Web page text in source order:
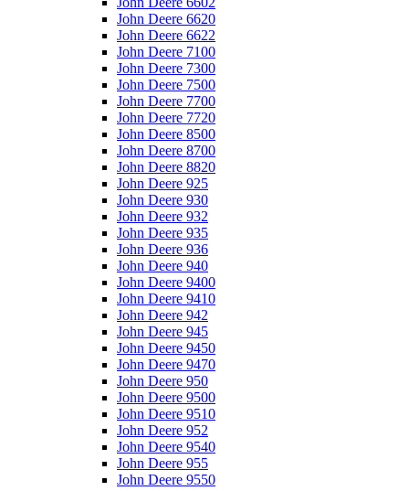
John Deere 6620
John Deere 6622
John Deere 7100
John Deere 7300
John Deere 7500
John Deere 7700
John Deere 7720
John Deere 8500
John Deere 8700
John Deere 8820
John Deere 925
John Deere 930
John Deere 932
John Deere 935
John Deere 936
John Deere 940
John Deere 9400
John Deere 9410
John Deere 942
John Deere 945
John Deere 9450
John Deere 9470
John Deere 950
John Deere 9500
John Deere 9510
John Deere 952
John Deere 9540
John Deere 955
John Deere 9550